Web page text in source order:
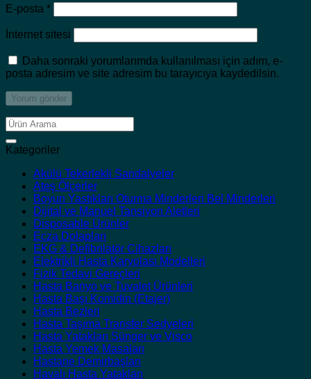
E-posta *
İnternet sitesi
Daha sonraki yorumlarımda kullanılması için adım, e-
posta adresim ve site adresim bu tarayıcıya kaydedilsin.
Ara:
Kategoriler
Akülü Tekerlekli Sandalyeler
Ateş Ölçerler
Boyun Yastıkları Oturma Minderleri Bel Minderleri
Dijital ve Manuel Tansiyon Aletleri
Disposable Ürünler
Ecza Dolapları
EKG & Defibrilatör Cihazları
Elektrikli Hasta Karyolası Modelleri
Fizik Tedavi Gereçleri
Hasta Banyo ve Tuvalet Ürünleri
Hasta Başı Komidin (Etajer)
Hasta Bezleri
Hasta Taşıma Transfer Sedyeleri
Hasta Yatakları Sünger ve Visco
Hasta Yemek Masaları
Hastane Demirbaşları
Havalı Hasta Yatakları